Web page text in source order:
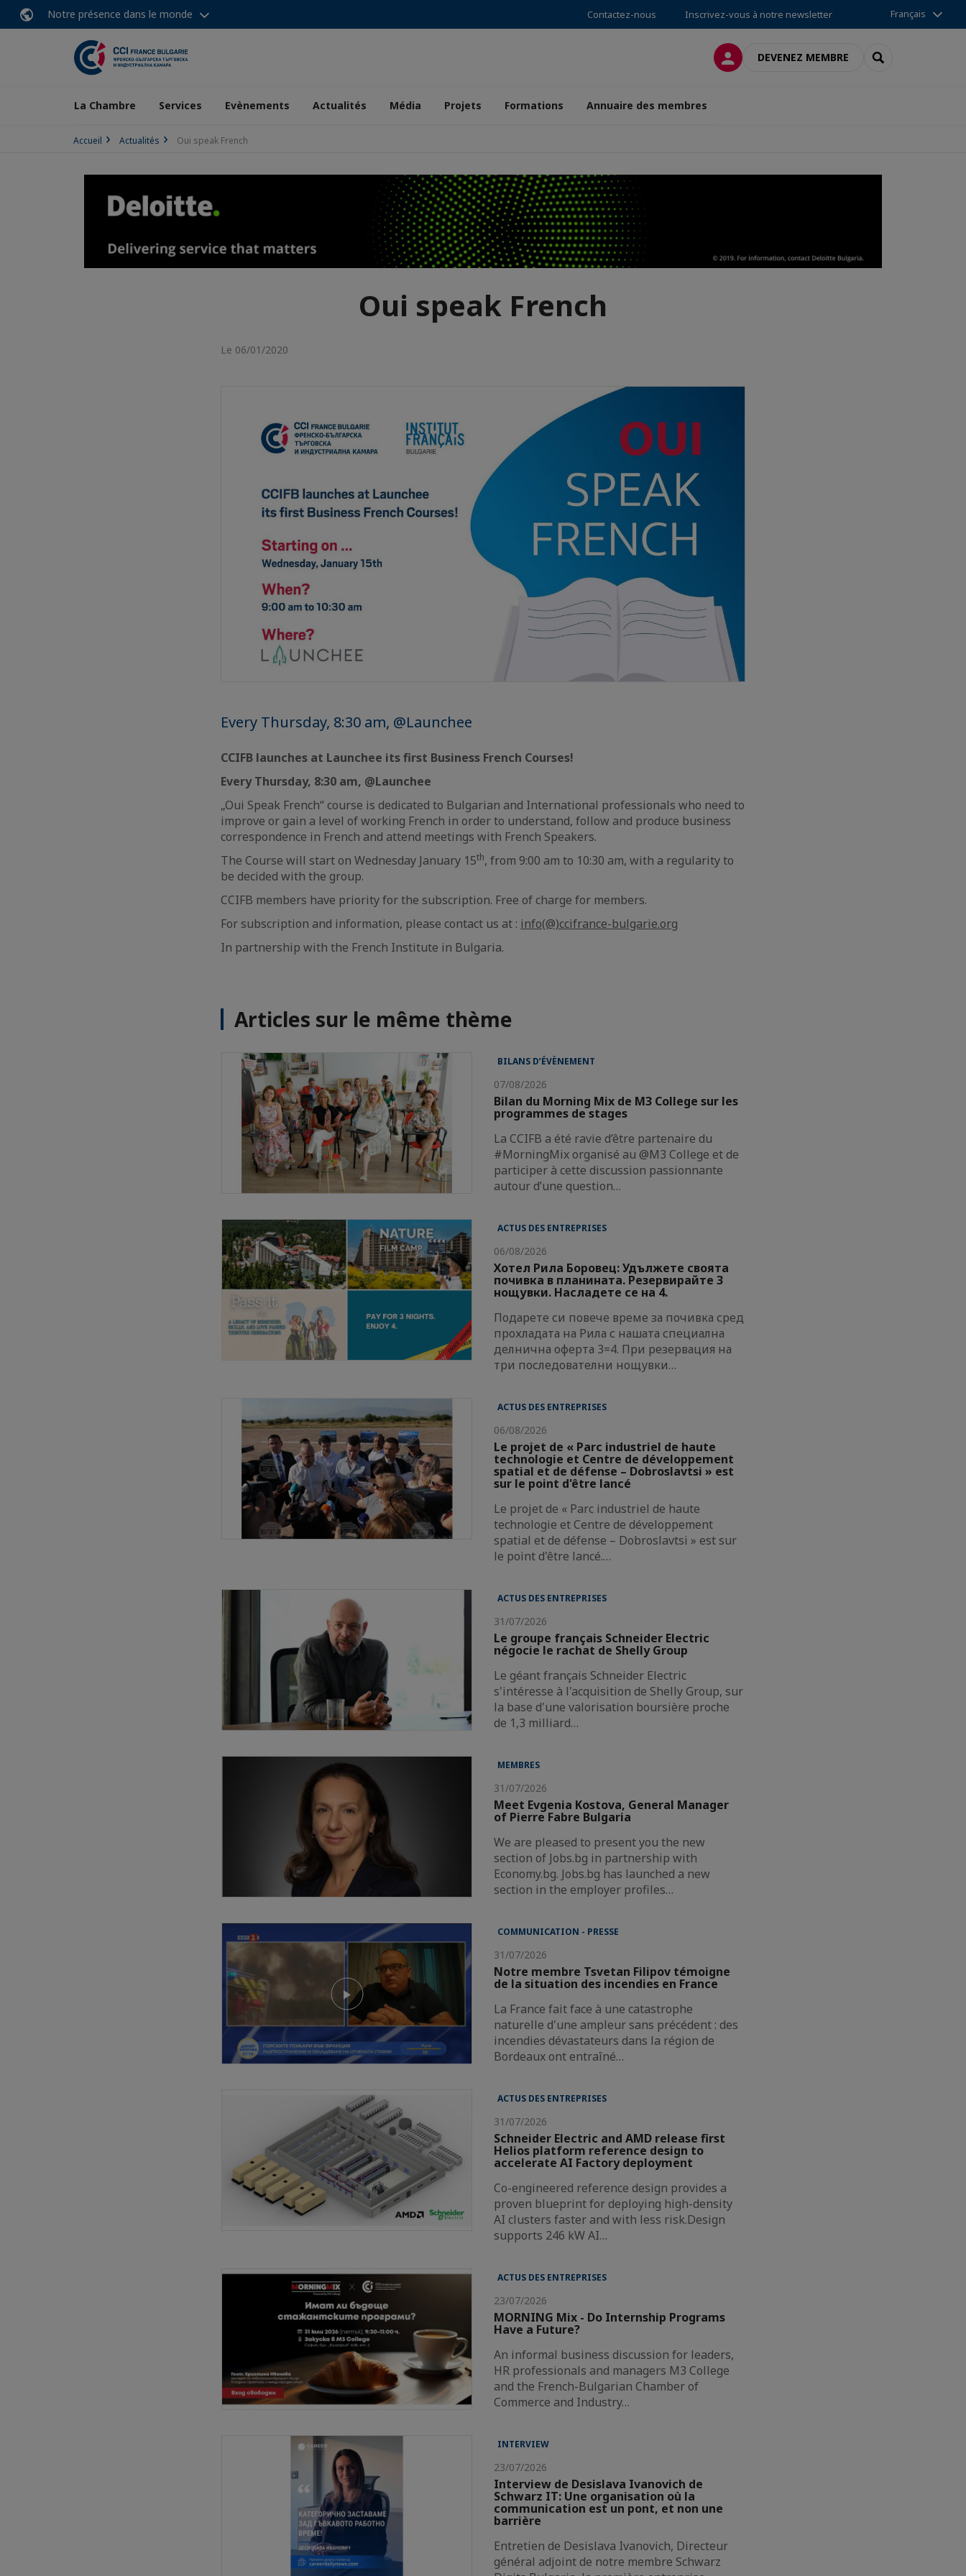
Notre présence dans le monde Contactez-nous Inscrivez-vous à notre newsletter Français
CONNEXIONDEVENEZ MEMBRE RECHERCHER
La Chambre Services Evènements Actualités Média Projets Formations Annuaire des membres
Accueil Actualités Oui speak French
Oui speak French
Le 06/01/2020
Every Thursday, 8:30 am, @Launchee
CCIFB launches at Launchee its first Business French Courses!
Every Thursday, 8:30 am, @Launchee
„Oui Speak French“ course is dedicated to Bulgarian and International professionals who need to
improve or gain a level of working French in order to understand, follow and produce business
correspondence in French and attend meetings with French Speakers.
The Course will start on Wednesday January 15th, from 9:00 am to 10:30 am, with a regularity to
be decided with the group.
CCIFB members have priority for the subscription. Free of charge for members.
For subscription and information, please contact us at : info(@)ccifrance-bulgarie.org
In partnership with the French Institute in Bulgaria.
Articles sur le même thème
BILANS D’ÉVÈNEMENT
07/08/2026
Bilan du Morning Mix de M3 College sur les
programmes de stages
La CCIFB a été ravie d’être partenaire du
#MorningMix organisé au @M3 College et de
participer à cette discussion passionnante
autour d’une question…
ACTUS DES ENTREPRISES
06/08/2026
Хотел Рила Боровец: Удължете своята
почивка в планината. Резервирайте 3
нощувки. Насладете се на 4.
Подарете си повече време за почивка сред
прохладата на Рила с нашата специална
делнична оферта 3=4. При резервация на
три последователни нощувки…
ACTUS DES ENTREPRISES
06/08/2026
Le projet de « Parc industriel de haute
technologie et Centre de développement
spatial et de défense – Dobroslavtsi » est
sur le point d'être lancé
Le projet de « Parc industriel de haute
technologie et Centre de développement
spatial et de défense – Dobroslavtsi » est sur
le point d'être lancé.…
ACTUS DES ENTREPRISES
31/07/2026
Le groupe français Schneider Electric
négocie le rachat de Shelly Group
Le géant français Schneider Electric
s'intéresse à l'acquisition de Shelly Group, sur
la base d'une valorisation boursière proche
de 1,3 milliard…
MEMBRES
31/07/2026
Meet Evgenia Kostova, General Manager
of Pierre Fabre Bulgaria
We are pleased to present you the new
section of Jobs.bg in partnership with
Economy.bg. Jobs.bg has launched a new
section in the employer profiles…
COMMUNICATION - PRESSE
31/07/2026
Notre membre Tsvetan Filipov témoigne
de la situation des incendies en France
La France fait face à une catastrophe
naturelle d'une ampleur sans précédent : des
incendies dévastateurs dans la région de
Bordeaux ont entraîné…
ACTUS DES ENTREPRISES
31/07/2026
Schneider Electric and AMD release first
Helios platform reference design to
accelerate AI Factory deployment
Co-engineered reference design provides a
proven blueprint for deploying high-density
AI clusters faster and with less risk.Design
supports 246 kW AI…
ACTUS DES ENTREPRISES
23/07/2026
MORNING Mix - Do Internship Programs
Have a Future?
An informal business discussion for leaders,
HR professionals and managers M3 College
and the French-Bulgarian Chamber of
Commerce and Industry…
INTERVIEW
23/07/2026
Interview de Desislava Ivanovich de
Schwarz IT: Une organisation où la
communication est un pont, et non une
barrière
Entretien de Desislava Ivanovich, Directeur
général adjoint de notre membre Schwarz